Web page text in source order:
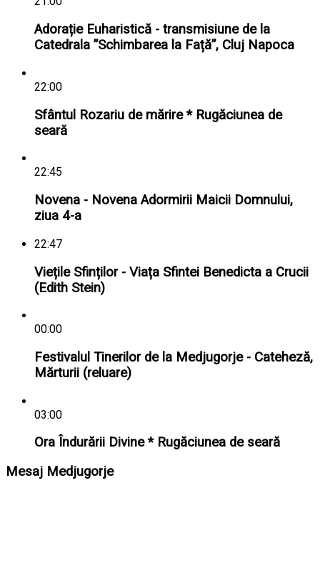
Adorație Euharistică - transmisiune de la
Catedrala ”Schimbarea la Față”, Cluj Napoca
22:00
Sfântul Rozariu de mărire * Rugăciunea de
seară
22:45
Novena - Novena Adormirii Maicii Domnului,
ziua 4-a
22:47
Viețile Sfinților - Viața Sfintei Benedicta a Crucii
(Edith Stein)
00:00
Festivalul Tinerilor de la Medjugorje - Cateheză,
Mărturii (reluare)
03:00
Ora Îndurării Divine * Rugăciunea de seară
Mesaj Medjugorje